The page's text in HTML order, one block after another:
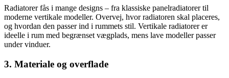
Radiatorer fås i mange designs – fra klassiske panelradiatorer til
moderne vertikale modeller. Overvej, hvor radiatoren skal placeres,
og hvordan den passer ind i rummets stil. Vertikale radiatorer er
ideelle i rum med begrænset vægplads, mens lave modeller passer
under vinduer.
3. Materiale og overflade